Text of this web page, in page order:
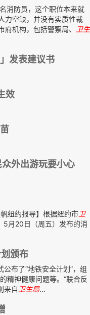
消防员，这个职位本来就
力空缺，并没有实质性裁
机构，包括警察局、
卫生
发表建议书
效
外出游玩要小心
纽约报导】根据纽约市 卫
月20日（周五）发布的消
颁布
布了“地铁安全计划”，组
精神健康问题等。“联合反
来自 卫生局...